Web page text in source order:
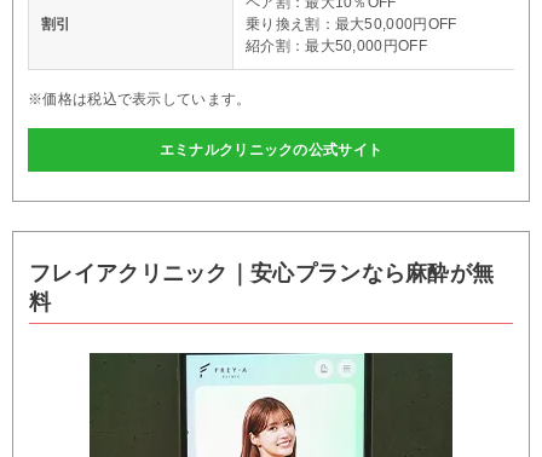
割引
乗り換え割：最大50,000円OFF
紹介割：最大50,000円OFF
※価格は税込で表示しています。
エミナルクリニックの公式サイト
フレイアクリニック｜安心プランなら麻酔が無
料